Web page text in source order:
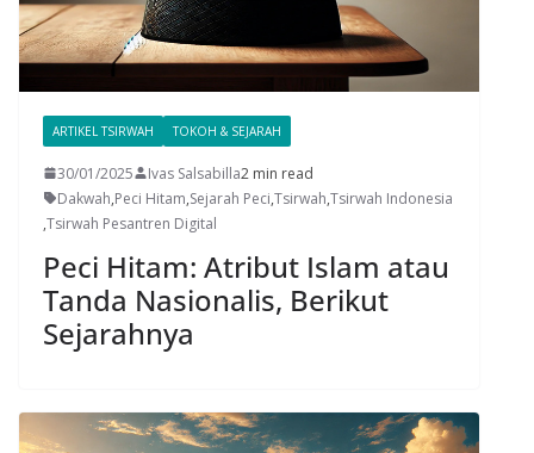
ARTIKEL TSIRWAH TOKOH & SEJARAH
30/01/2025 Ivas Salsabilla2 min read
Dakwah,Peci Hitam,Sejarah Peci,Tsirwah,Tsirwah Indonesia
,Tsirwah Pesantren Digital
Peci Hitam: Atribut Islam atau
Tanda Nasionalis, Berikut
Sejarahnya